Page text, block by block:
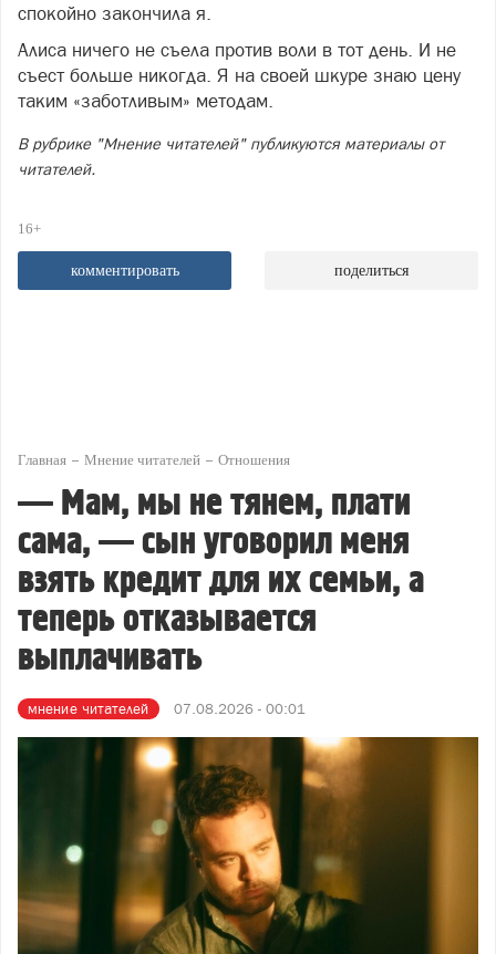
спокойно закончила я.
Алиса ничего не съела против воли в тот день. И не
съест больше никогда. Я на своей шкуре знаю цену
таким «заботливым» методам.
В рубрике "Мнение читателей" публикуются материалы от
читателей.
16+
комментировать поделиться
Главная Мнение читателей Отношения
— Мам, мы не тянем, плати
сама, — сын уговорил меня
взять кредит для их семьи, а
теперь отказывается
выплачивать
мнение читателей 07.08.2026 - 00:01